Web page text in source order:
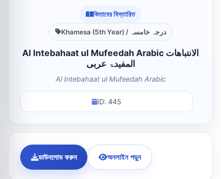
কিতাবের বিস্তারিত
Khamesa (5th Year) / درجہ خامسہ
Al Intebahaat ul Mufeedah Arabic الانتباھات
المفیدۃ عربی
Al Intebahaat ul Mufeedah Arabic
ID: 445
ডাউনলোড করুন অনলাইন পড়ুন